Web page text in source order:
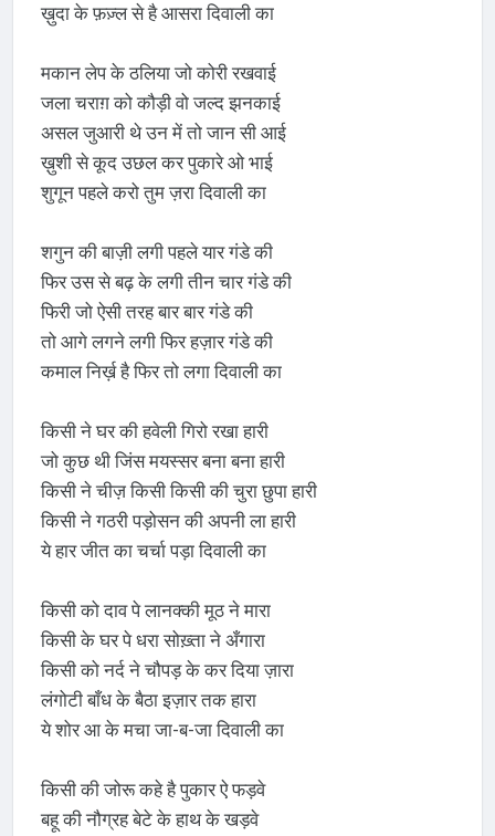
ख़ुदा के फ़ज़्ल से है आसरा दिवाली का
मकान लेप के ठलिया जो कोरी रखवाई
जला चराग़ को कौड़ी वो जल्द झनकाई
असल जुआरी थे उन में तो जान सी आई
ख़ुशी से कूद उछल कर पुकारे ओ भाई
शुगून पहले करो तुम ज़रा दिवाली का
शगुन की बाज़ी लगी पहले यार गंडे की
फिर उस से बढ़ के लगी तीन चार गंडे की
फिरी जो ऐसी तरह बार बार गंडे की
तो आगे लगने लगी फिर हज़ार गंडे की
कमाल निर्ख़ है फिर तो लगा दिवाली का
किसी ने घर की हवेली गिरो रखा हारी
जो कुछ थी जिंस मयस्सर बना बना हारी
किसी ने चीज़ किसी किसी की चुरा छुपा हारी
किसी ने गठरी पड़ोसन की अपनी ला हारी
ये हार जीत का चर्चा पड़ा दिवाली का
किसी को दाव पे लानक्की मूठ ने मारा
किसी के घर पे धरा सोख़्ता ने अँगारा
किसी को नर्द ने चौपड़ के कर दिया ज़ारा
लंगोटी बाँध के बैठा इज़ार तक हारा
ये शोर आ के मचा जा-ब-जा दिवाली का
किसी की जोरू कहे है पुकार ऐ फड़वे
बहू की नौग्रह बेटे के हाथ के खड़वे